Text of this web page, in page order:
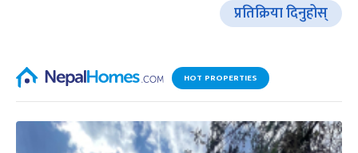
प्रतिक्रिया दिनुहोस्
HOT PROPERTIES